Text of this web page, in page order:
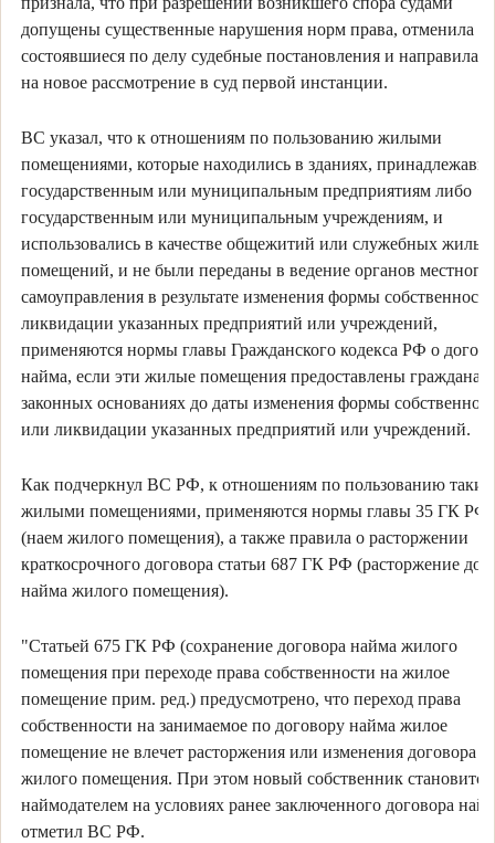
допущены существенные нарушения норм права, отменила
состоявшиеся по делу судебные постановления и направила
на новое рассмотрение в суд первой инстанции.
ВС указал, что к отношениям по пользованию жилыми
помещениями, которые находились в зданиях,
государственным или муниципальным предприятиям либо
государственным или муниципальным учреждениям, и
использовались в качестве общежитий или служебных жилых
помещений, и не были переданы в ведение органов местного
самоуправления в результате изменения формы
ликвидации указанных предприятий или учреждений,
применяются нормы главы Гражданского кодекса РФ о
найма, если эти жилые помещения предоставлены гражданам
законных основаниях до даты изменения формы
или ликвидации указанных предприятий или учреждений.
Как подчеркнул ВС РФ, к отношениям по пользованию
жилыми помещениями, применяются нормы главы 35 ГК РФ
(наем жилого помещения), а также правила о расторжении
краткосрочного договора статьи 687 ГК РФ (расторжение
найма жилого помещения).
"Статьей 675 ГК РФ (сохранение договора найма жилого
помещения при переходе права собственности на жилое
помещение прим. ред.) предусмотрено, что переход права
собственности на занимаемое по договору найма жилое
помещение не влечет расторжения или изменения договора
жилого помещения. При этом новый собственник становится
наймодателем на условиях ранее заключенного договора
отметил ВС РФ.